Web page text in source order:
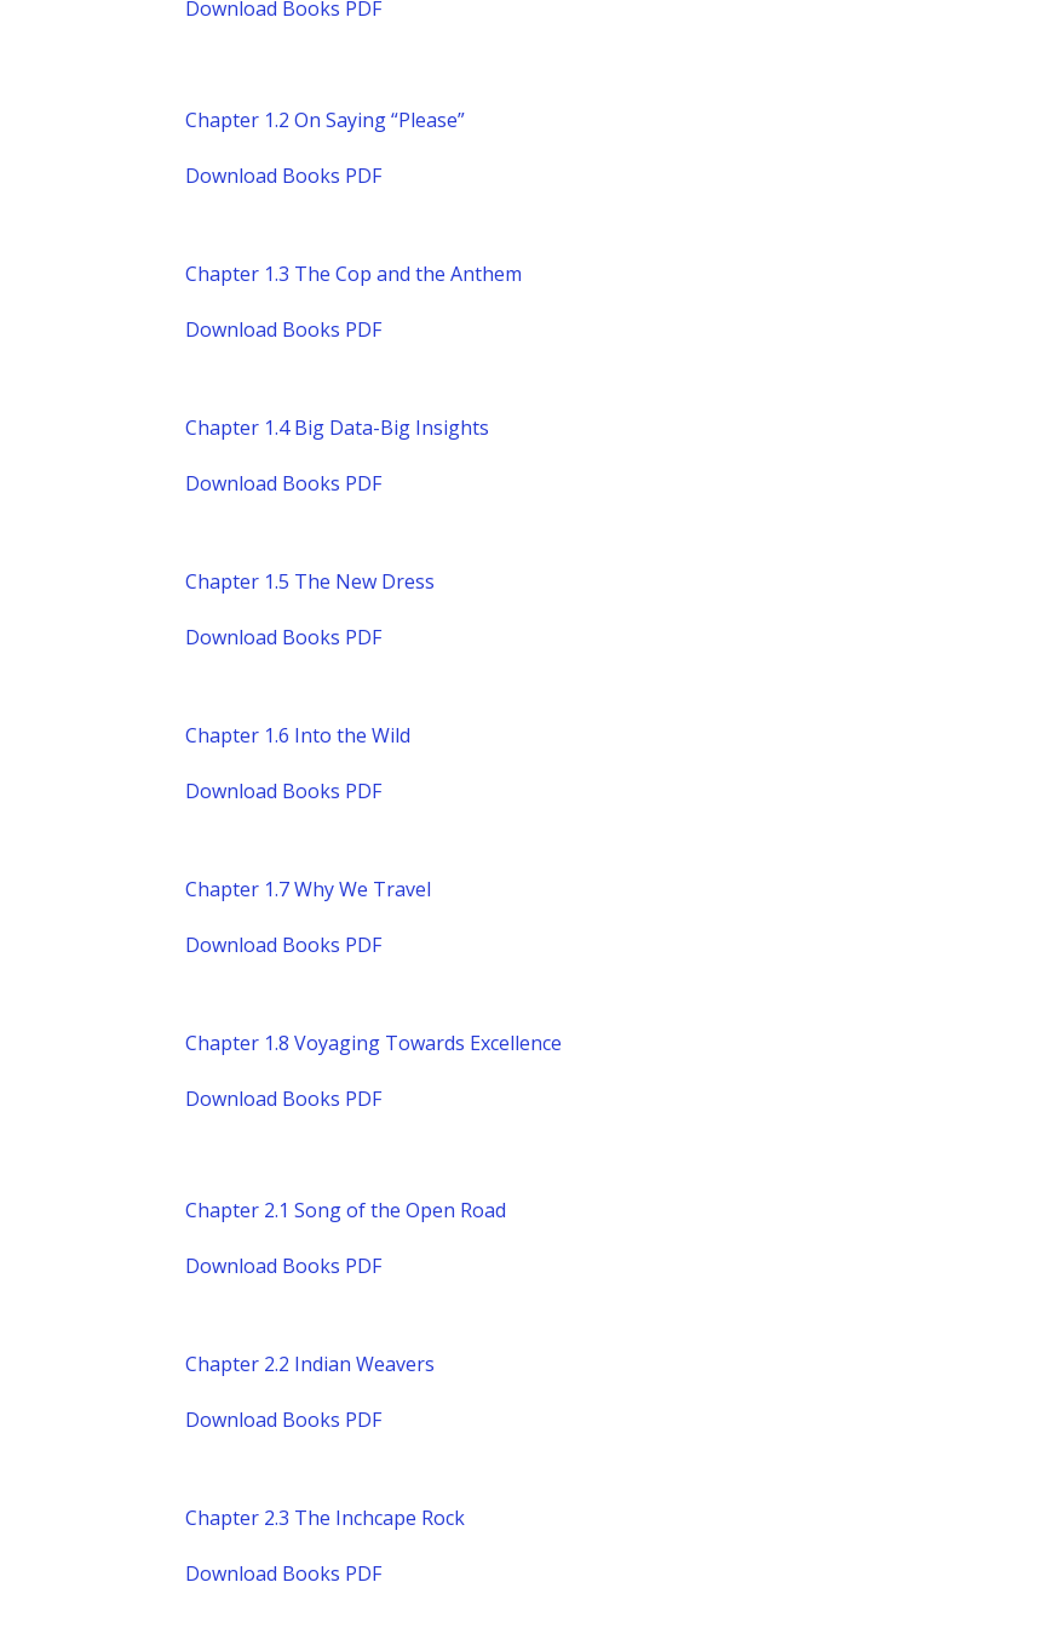
Download Books PDF
Chapter 1.2 On Saying “Please”
Download Books PDF
Chapter 1.3 The Cop and the Anthem
Download Books PDF
Chapter 1.4 Big Data-Big Insights
Download Books PDF
Chapter 1.5 The New Dress
Download Books PDF
Chapter 1.6 Into the Wild
Download Books PDF
Chapter 1.7 Why We Travel
Download Books PDF
Chapter 1.8 Voyaging Towards Excellence
Download Books PDF
Chapter 2.1 Song of the Open Road
Download Books PDF
Chapter 2.2 Indian Weavers
Download Books PDF
Chapter 2.3 The Inchcape Rock
Download Books PDF